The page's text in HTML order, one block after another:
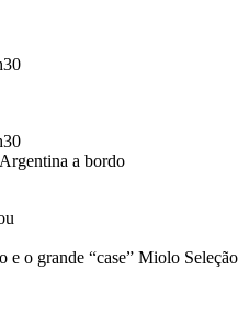
a bordo
e o grande “case” Miolo Seleção